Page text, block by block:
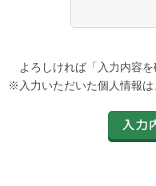
よろしければ「入力内容
※入力いただいた個人情報